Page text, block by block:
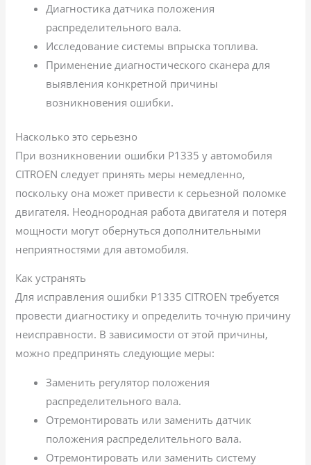
Диагностика датчика положения
распределительного вала.
Исследование системы впрыска топлива.
Применение диагностического сканера для
выявления конкретной причины
возникновения ошибки.
Насколько это серьезно
При возникновении ошибки P1335 у автомобиля
CITROEN следует принять меры немедленно,
поскольку она может привести к серьезной поломке
двигателя. Неоднородная работа двигателя и потеря
мощности могут обернуться дополнительными
неприятностями для автомобиля.
Как устранять
Для исправления ошибки P1335 CITROEN требуется
провести диагностику и определить точную причину
неисправности. В зависимости от этой причины,
можно предпринять следующие меры:
Заменить регулятор положения
распределительного вала.
Отремонтировать или заменить датчик
положения распределительного вала.
Отремонтировать или заменить систему